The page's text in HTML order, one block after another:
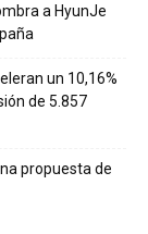
a HyunJe
un 10,16%
de 5.857
propuesta de